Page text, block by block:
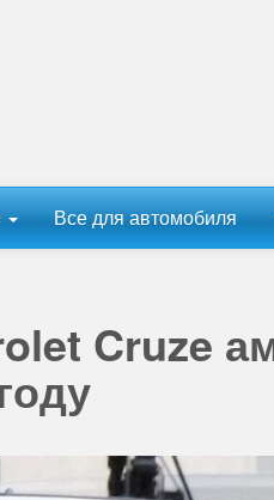
Все для автомобиля
Cruze